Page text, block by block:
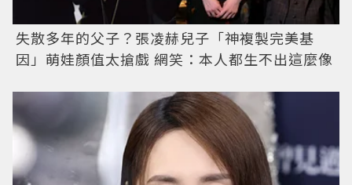
失散多年的父子？張凌赫兒子「神複製完美基
因」萌娃顏值太搶戲 網笑：本人都生不出這麼像